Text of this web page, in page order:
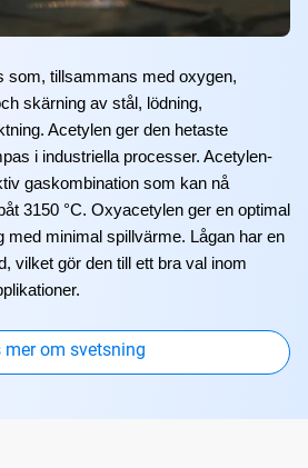
som, tillsammans med oxygen,
skärning av stål, lödning,
Acetylen ger den hetaste
i industriella processer. Acetylen-
gaskombination som kan nå
3150 °C. Oxyacetylen ger en optimal
med minimal spillvärme. Lågan har en
vilket gör den till ett bra val inom
mer om svetsning